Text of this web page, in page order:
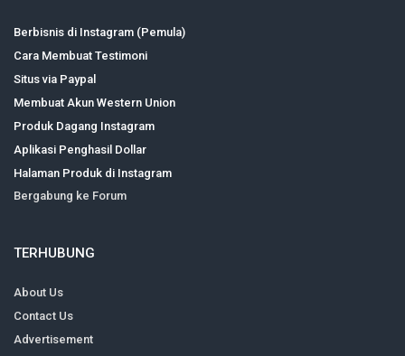
Berbisnis di Instagram (Pemula)
Cara Membuat Testimoni
Situs via Paypal
Membuat Akun Western Union
Produk Dagang Instagram
Aplikasi Penghasil Dollar
Halaman Produk di Instagram
Bergabung ke Forum
TERHUBUNG
About Us
Contact Us
Advertisement